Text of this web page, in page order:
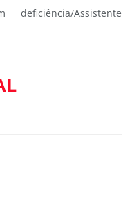
Assistente